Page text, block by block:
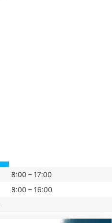
8:00 – 17:00
8:00 – 16:00